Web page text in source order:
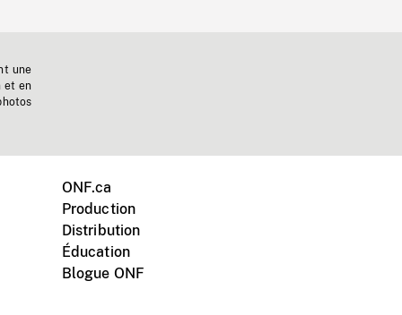
une
et en
ONF.ca
Production
Distribution
Éducation
Blogue ONF